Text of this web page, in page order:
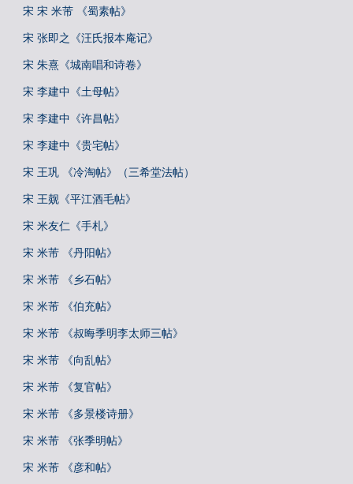
宋 宋 米芾 《蜀素帖》
宋 张即之《汪氏报本庵记》
宋 朱熹《城南唱和诗卷》
宋 李建中《土母帖》
宋 李建中《许昌帖》
宋 李建中《贵宅帖》
宋 王巩 《冷淘帖》（三希堂法帖）
宋 王觌《平江酒毛帖》
宋 米友仁《手札》
宋 米芾 《丹阳帖》
宋 米芾 《乡石帖》
宋 米芾 《伯充帖》
宋 米芾 《叔晦季明李太师三帖》
宋 米芾 《向乱帖》
宋 米芾 《复官帖》
宋 米芾 《多景楼诗册》
宋 米芾 《张季明帖》
宋 米芾 《彦和帖》